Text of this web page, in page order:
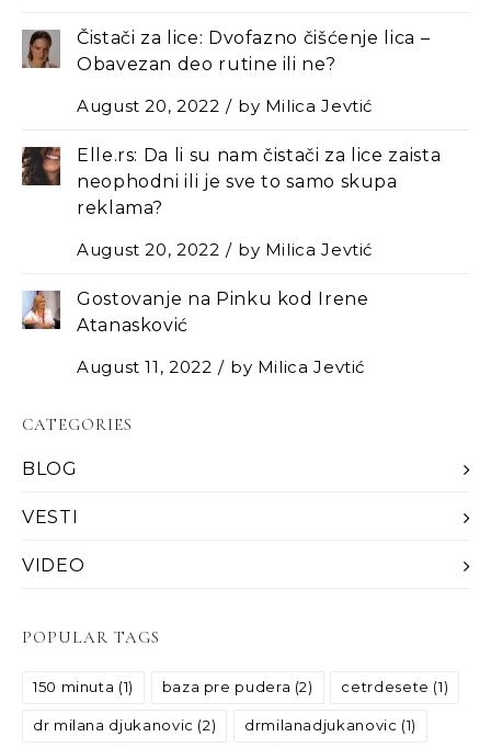
Čistači za lice: Dvofazno čišćenje lica –
Оbavezan deo rutine ili ne?
August 20, 2022
by Milica Jevtić
Elle.rs: Da li su nam čistači za lice zaista
neophodni ili je sve to samo skupa
reklama?
August 20, 2022
by Milica Jevtić
Gostovanje na Pinku kod Irene
Atanasković
August 11, 2022
by Milica Jevtić
CATEGORIES
BLOG
VESTI
VIDEO
POPULAR TAGS
150 minuta (1) baza pre pudera (2) cetrdesete (1)
dr milana djukanovic (2) drmilanadjukanovic (1)